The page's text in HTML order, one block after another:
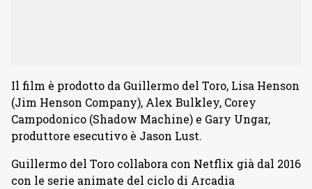
Il film è prodotto da Guillermo del Toro, Lisa Henson
(Jim Henson Company), Alex Bulkley, Corey
Campodonico (Shadow Machine) e Gary Ungar,
produttore esecutivo è Jason Lust.
Guillermo del Toro collabora con Netflix già dal 2016
con le serie animate del ciclo di Arcadia